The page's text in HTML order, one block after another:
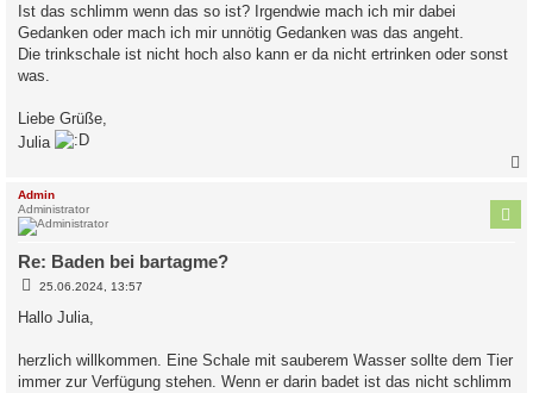
Ist das schlimm wenn das so ist? Irgendwie mach ich mir dabei
Gedanken oder mach ich mir unnötig Gedanken was das angeht.
Die trinkschale ist nicht hoch also kann er da nicht ertrinken oder sonst
was.
Liebe Grüße,
Julia
Admin
Administrator
Re: Baden bei bartagme?
B
i
t
g
25.06.2024, 13:57
Hallo Julia,
herzlich willkommen. Eine Schale mit sauberem Wasser sollte dem Tier
immer zur Verfügung stehen. Wenn er darin badet ist das nicht schlimm